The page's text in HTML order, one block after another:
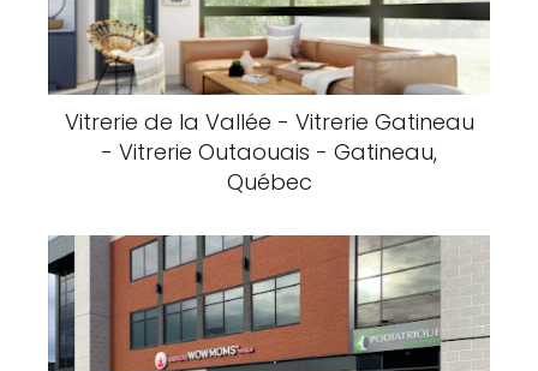
Vitrerie de la Vallée - Vitrerie Gatineau
- Vitrerie Outaouais - Gatineau,
Québec